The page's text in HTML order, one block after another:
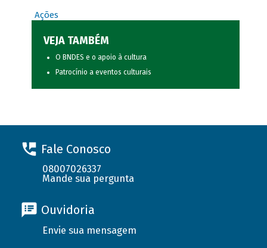
Ações
VEJA TAMBÉM
O BNDES e o apoio à cultura
Patrocínio a eventos culturais
Fale Conosco
08007026337
Mande sua pergunta
Ouvidoria
Envie sua mensagem